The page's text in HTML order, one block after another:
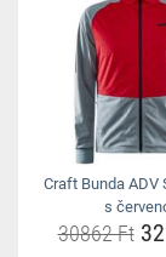
Craft Bunda ADV
s
30862 Ft